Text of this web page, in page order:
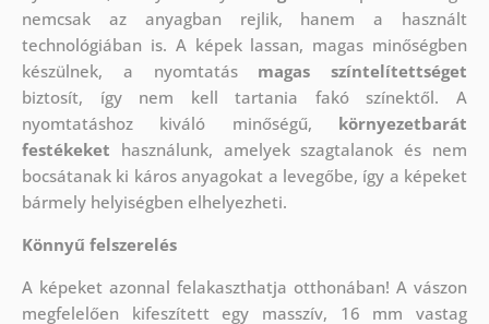
nemcsak az anyagban rejlik, hanem a használt
technológiában is. A képek lassan, magas minőségben
készülnek, a nyomtatás magas színtelítettséget
biztosít, így nem kell tartania fakó színektől. A
nyomtatáshoz kiváló minőségű, környezetbarát
festékeket használunk, amelyek szagtalanok és nem
bocsátanak ki káros anyagokat a levegőbe, így a képeket
bármely helyiségben elhelyezheti.
Könnyű felszerelés
A képeket azonnal felakaszthatja otthonában! A vászon
megfelelően kifeszített egy masszív, 16 mm vastag